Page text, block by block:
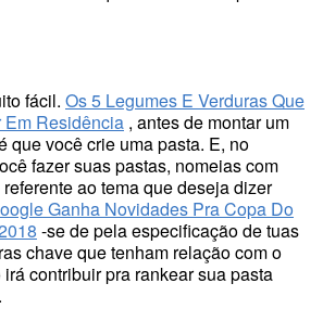
fácil. Os 5 Legumes E Verduras Que
Residência , antes de montar um
que você crie uma pasta. E, no
fazer suas pastas, nomeias com
ao tema que deseja dizer
Ganha Novidades Pra Copa Do
-se de pela especificação de tuas
chave que tenham relação com o
contribuir pra rankear sua pasta